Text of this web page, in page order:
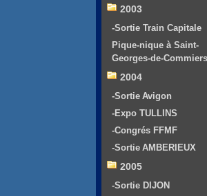
2003
-Sortie Train Capitale
Pique-nique à Saint-
Georges-de-Commiers
2004
-Sortie Avigon
-Expo TULLINS
-Congrés FFMF
-Sortie AMBERIEUX
2005
-Sortie DIJON